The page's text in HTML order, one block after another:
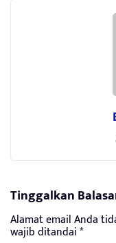
Tinggalkan
Alamat email Anda
wajib ditandai*